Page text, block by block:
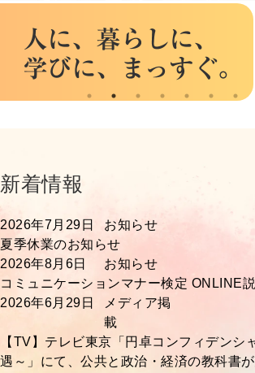
新着情報
2026年7月29日
お知らせ
夏季休業のお知らせ
2026年8月6日
お知らせ
コミュニケーションマナー検定 ONLINE
2026年6月29日
メディア掲
載
【TV】テレビ東京「円卓コンフィデンシ
遇～」にて、公共と政治・経済の教科書